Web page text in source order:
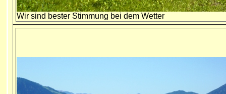
Wir sind bester Stimmung bei dem Wetter